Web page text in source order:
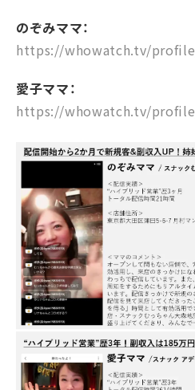
のぞみママ：
https://whowatch.tv/
愛子ママ：
https://whowatch.tv/